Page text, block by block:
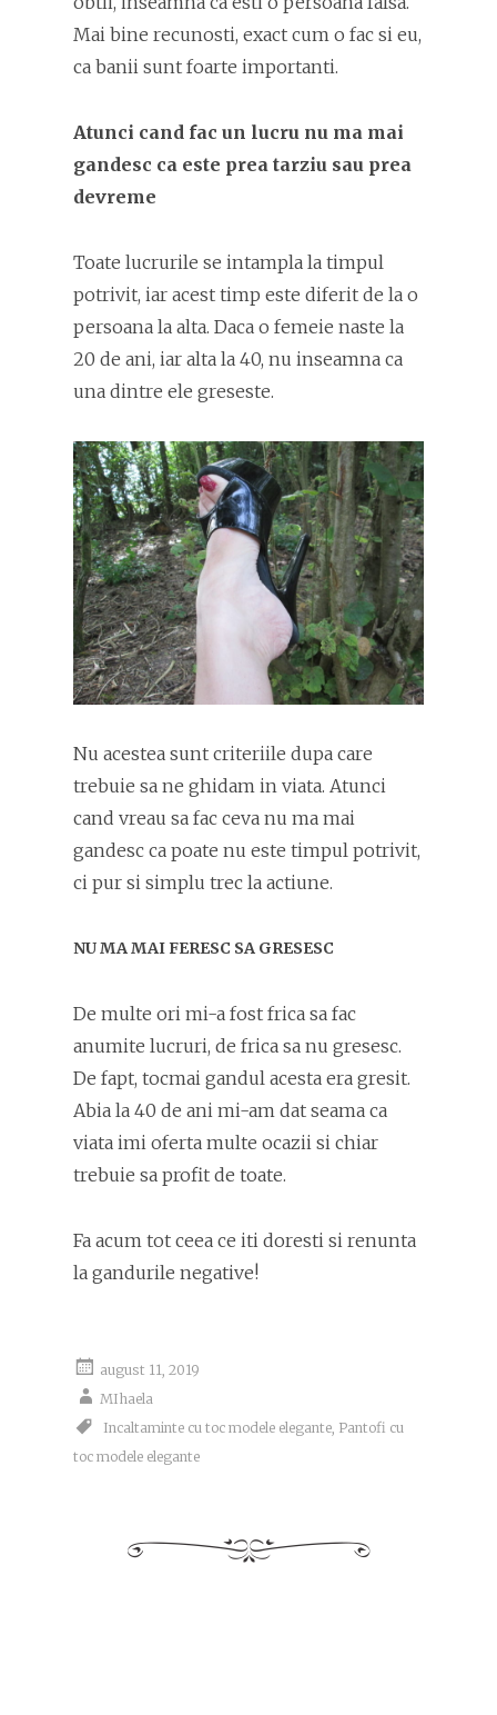
Mai bine recunosti, exact cum o fac si eu,
ca banii sunt foarte importanti.
Atunci cand fac un lucru nu ma mai
gandesc ca este prea tarziu sau prea
devreme
Toate lucrurile se intampla la timpul
potrivit, iar acest timp este diferit de la o
persoana la alta. Daca o femeie naste la
20 de ani, iar alta la 40, nu inseamna ca
una dintre ele greseste.
Nu acestea sunt criteriile dupa care
trebuie sa ne ghidam in viata. Atunci
cand vreau sa fac ceva nu ma mai
gandesc ca poate nu este timpul potrivit,
ci pur si simplu trec la actiune.
NU MA MAI FERESC SA GRESESC
De multe ori mi-a fost frica sa fac
anumite lucruri, de frica sa nu gresesc.
De fapt, tocmai gandul acesta era gresit.
Abia la 40 de ani mi-am dat seama ca
viata imi oferta multe ocazii si chiar
trebuie sa profit de toate.
Fa acum tot ceea ce iti doresti si renunta
la gandurile negative!
august 11, 2019
MIhaela
Incaltaminte cu toc modele elegante Pantofi cu
toc modele elegante